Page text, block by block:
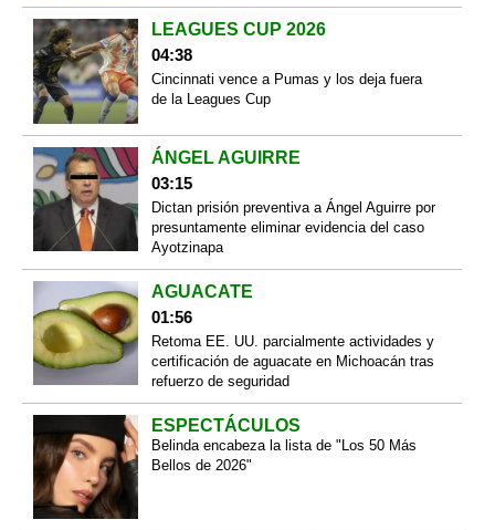
LEAGUES CUP 2026
04:38
Cincinnati vence a Pumas y los deja fuera
de la Leagues Cup
ÁNGEL AGUIRRE
03:15
Dictan prisión preventiva a Ángel Aguirre por
presuntamente eliminar evidencia del caso
Ayotzinapa
AGUACATE
01:56
Retoma EE. UU. parcialmente actividades y
certificación de aguacate en Michoacán tras
refuerzo de seguridad
ESPECTÁCULOS
Belinda encabeza la lista de "Los 50 Más
Bellos de 2026"